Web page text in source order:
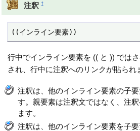
注釈 †
((インライン要素))
行中でインライン要素を (( と )) では
され、行中に注釈へのリンクが貼られ
注釈は、他のインライン要素の子
す。親要素は注釈文ではなく、注
ます。
注釈は、他のインライン要素を子